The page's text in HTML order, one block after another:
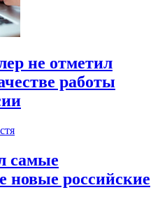
не отметил
работы
самые
новые российские